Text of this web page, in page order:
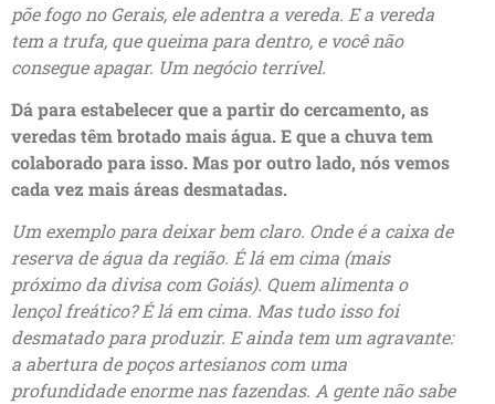
põe fogo no Gerais, ele adentra a vereda. E a vereda
tem a trufa, que queima para dentro, e você não
consegue apagar. Um negócio terrível.
Dá para estabelecerquea partir do cercamento, as
veredas têm brotado mais água.E que a chuva tem
colaborado para isso. Masporoutro lado, nós vemos
cada vez mais áreas desmatadas.
Um exemplo para deixar bem claro. Onde é a caixa de
reserva de água da região. É lá em cima (mais
próximo da divisa com Goiás). Quem alimenta o
lençol freático? É lá em cima. Mas tudo isso foi
desmatado para produzir. E ainda tem um agravante:
a abertura de poços artesianos com uma
profundidade enorme nas fazendas. A gente não sabe